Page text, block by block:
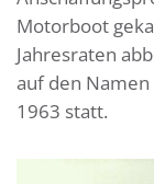
Motorboot
Jahresraten
auf den Namen
1963 statt.